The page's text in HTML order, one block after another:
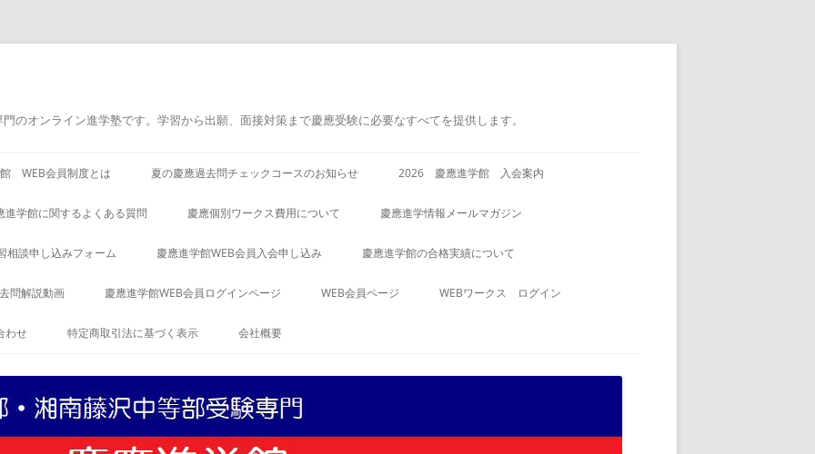
のオンライン進学塾です。学習から出願、面接対策まで慶應受験に必要なすべてを提供します。
WEB会員制度とは 夏の慶應過去問チェックコースのお知らせ 2026 慶應進学館 入会案内
進学館に関するよくある質問 慶應個別ワークス費用について 慶應進学情報メールマガジン
相談申し込みフォーム 慶應進学館WEB会員入会申し込み 慶應進学館の合格実績について
問解説動画 慶應進学館WEB会員ログインページ WEB会員ページ WEBワークス ログイン
わせ 特定商取引法に基づく表示 会社概要